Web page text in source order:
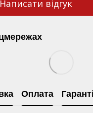
Написати відгук
Оплата